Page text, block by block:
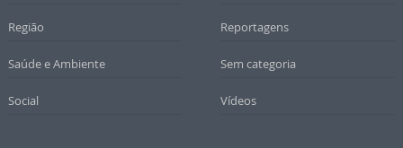
Região Reportagens
Saúde e Ambiente Sem categoria
Social Vídeos